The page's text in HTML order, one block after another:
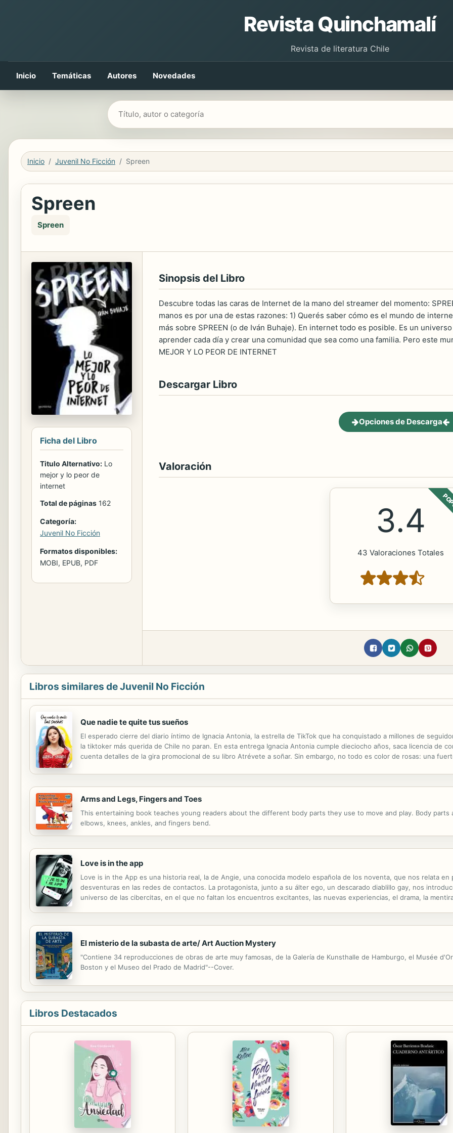
Revista Quinchamalí
Revista de literatura Chile
Inicio Temáticas Autores Novedades
Buscar libros
Inicio Juvenil No Ficción Spreen
Spreen
Spreen
Ficha del Libro
Titulo Alternativo: Lo
mejor y lo peor de
internet
Total de páginas 162
Categoría:
Juvenil No Ficción
Formatos disponibles:
MOBI, EPUB, PDF
Sinopsis del Libro
Descubre todas las caras de Internet de la mano del streamer del momento:
manos es por una de estas razones: 1) Querés saber cómo es el mundo de
más sobre SPREEN (o de Iván Buhaje). En internet todo es posible. Es un
aprender cada día y crear una comunidad que sea como una familia. Pero este
MEJOR Y LO PEOR DE INTERNET
Descargar Libro
Opciones de Descarga
Valoración
3.4
43 Valoraciones Totales
Libros similares de Juvenil No Ficción
Que nadie te quite tus sueños
El esperado cierre del diario íntimo de Ignacia Antonia, la estrella de TikTok que ha conquistado a millones de
la tiktoker más querida de Chile no paran. En esta entrega Ignacia Antonia cumple dieciocho años, saca licencia de
cuenta detalles de la gira promocional de su libro Atrévete a soñar. Sin embargo, no todo es color de rosas: una
Arms and Legs, Fingers and Toes
This entertaining book teaches young readers about the different body parts they use to move and play. Body
elbows, knees, ankles, and fingers bend.
Love is in the app
Love is in the App es una historia real, la de Angie, una conocida modelo española de los noventa, que nos relata
desventuras en las redes de contactos. La protagonista, junto a su álter ego, un descarado diablillo gay, nos
universo de las cibercitas, en el que no faltan los encuentros excitantes, las nuevas experiencias, el drama, la
El misterio de la subasta de arte/ Art Auction Mystery
"Contiene 34 reproducciones de obras de arte muy famosas, de la Galería de Kunsthalle de Hamburgo, el Musée
Boston y el Museo del Prado de Madrid"--Cover.
Libros Destacados